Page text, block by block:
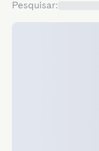
Pesquisar: